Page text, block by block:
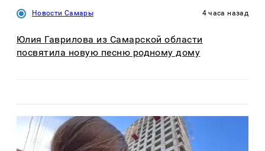
Новости Самары 4 часа назад
Юлия Гаврилова из Самарской области
посвятила новую песню родному дому